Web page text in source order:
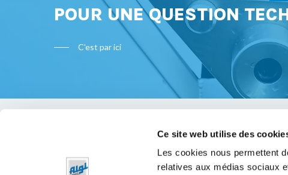
Ce site web utilise des
Les cookies nous permettent
relatives aux médias sociaux
POUR UNE QUESTION
C'est par ici
Bon à savoir